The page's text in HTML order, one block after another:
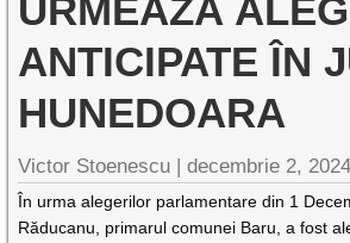
URMEAZĂ
ANTICIPATE ÎN
HUNEDOARA
Victor Stoenescu |decembrie 2, 2024
În urma alegerilor parlamentare din 1
Răducanu, primarul comunei Baru, a fost